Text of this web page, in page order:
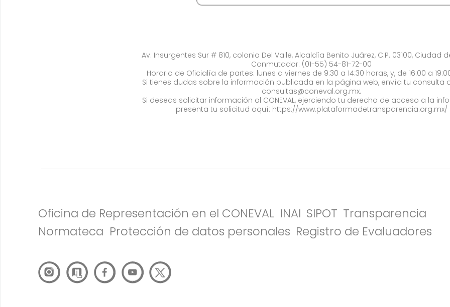
Av. Insurgentes Sur # 810, colonia Del Valle, Alcaldía Benito Juárez, C.P. 03100, Ciudad
Conmutador: (01-55) 54-81-72-00
Horario de Oficialía de partes: lunes a viernes de 9:30 a 14:30 horas, y, de 16:00 a
Si tienes dudas sobre la información publicada en la página web, envía tu consulta
consultas@coneval.org.mx.
Si deseas solicitar información al CONEVAL, ejerciendo tu derecho de acceso a la
presenta tu solicitud aquí: https://www.plataformadetransparencia.org.mx/
Oficina de Representación en el CONEVAL INAI SIPOT Transparencia
Normateca Protección de datos personales Registro de Evaluadores